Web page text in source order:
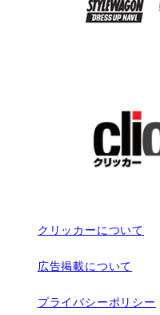
クリッカーについて
広告掲載について
プライバシーポリシー